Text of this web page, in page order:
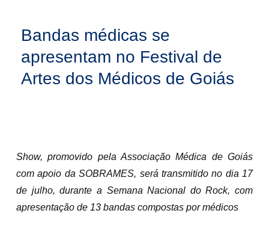
Bandas médicas se
apresentam no Festival de
Artes dos Médicos de Goiás
Show, promovido pela Associação Médica de Goiás
com apoio da SOBRAMES, será transmitido no dia 17
de julho, durante a Semana Nacional do Rock, com
apresentação de 13 bandas compostas por médicos